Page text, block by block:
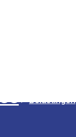
Belastingen